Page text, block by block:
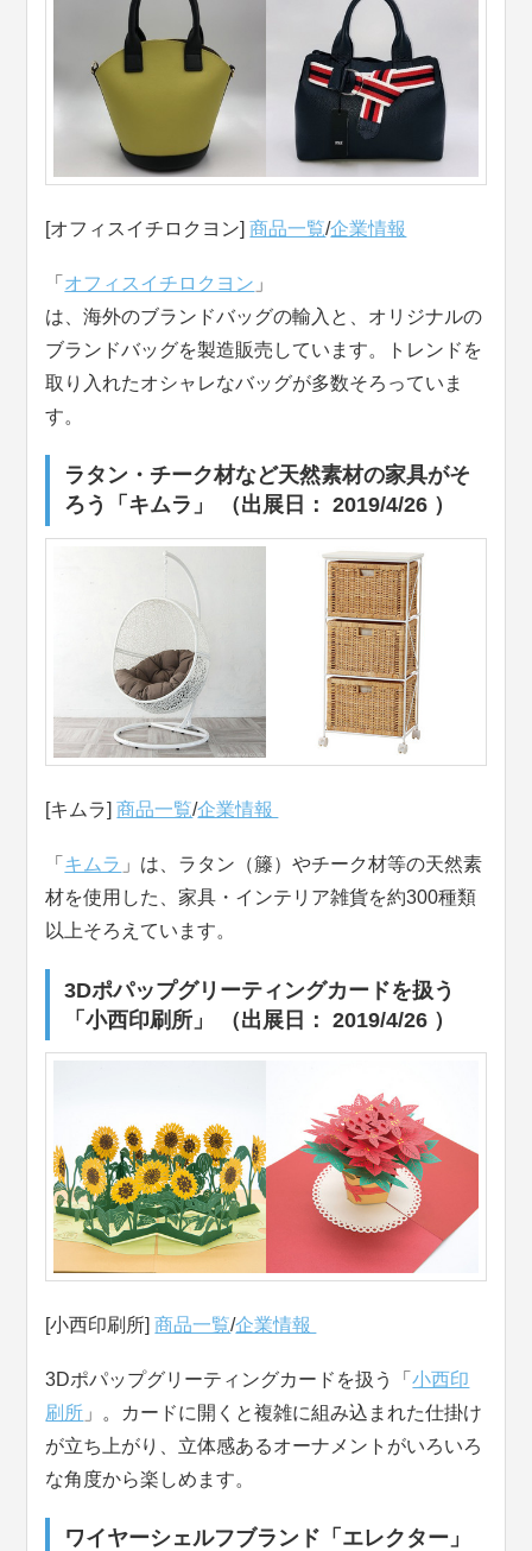
[オフィスイチロクヨン]商品一覧/企業情報
「 オフィスイチロクヨン 」
は、海外のブランドバッグの輸入と、オリジナルの
ブランドバッグを製造販売しています。トレンドを
取り入れたオシャレなバッグが多数そろっていま
す。
ラタン・チーク材など天然素材の家具がそ
ろう「キムラ」 （出展日： 2019/4/26 ）
[キムラ]商品一覧/企業情報
「 キムラ 」は、ラタン（籐）やチーク材等の天然素
材を使用した、家具・インテリア雑貨を約300種類
以上そろえています。
3Dポパップグリーティングカードを扱う
「小西印刷所」 （出展日： 2019/4/26 ）
[小西印刷所]商品一覧/企業情報
3Dポパップグリーティングカードを扱う「小西印
刷所 」。カードに開くと複雑に組み込まれた仕掛け
が立ち上がり、立体感あるオーナメントがいろいろ
な角度から楽しめます。
ワイヤーシェルフブランド「エレクター」